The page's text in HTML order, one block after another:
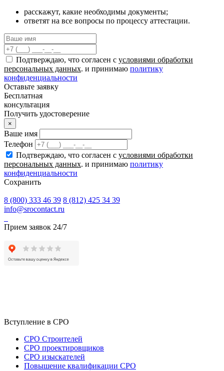
расскажут, какие необходимы документы;
ответят на все вопросы по процессу аттестации.
Подтверждаю, что согласен с условиями обработки
персональных данных. и принимаю политику
конфиденциальности
Оставьте заявку
Бесплатная
консультация
Получить удостоверение
×
Ваше имя
Телефон
Подтверждаю, что согласен с условиями обработки
персональных данных. и принимаю политику
конфиденциальности
Сохранить
8 (800) 333 46 39 8 (812) 425 34 39
info@srocontact.ru
Прием заявок 24/7
Вступление в СРО
СРО Строителей
СРО проектировщиков
СРО изыскателей
Повышение квалификации СРО